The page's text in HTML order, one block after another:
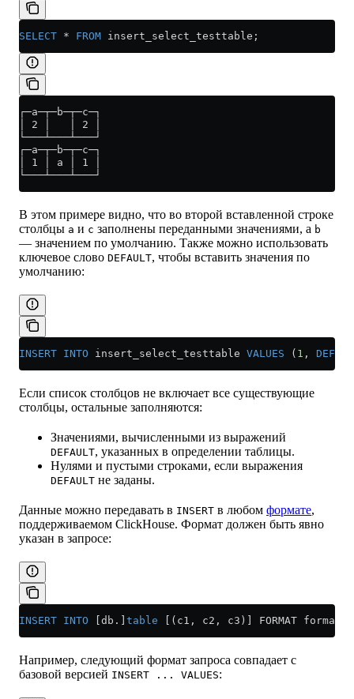
SELECT * FROM insert_select_testtable;
┌─a─┬─b─┬─c─┐
│ 2 │   │ 2 │
└───┴───┴───┘
┌─a─┬─b─┬─c─┐
│ 1 │ a │ 1 │
└───┴───┴───┘
В этом примере видно, что во второй вставленной строке
столбцы a и c заполнены переданными значениями, а b
— значением по умолчанию. Также можно использовать
ключевое слово DEFAULT, чтобы вставить значения по
умолчанию:
INSERT INTO insert_select_testtable VALUES ( 1 ,
Если список столбцов не включает все существующие
столбцы, остальные заполняются:
Значениями, вычисленными из выражений
DEFAULT, указанных в определении таблицы.
Нулями и пустыми строками, если выражения
DEFAULT не заданы.
Данные можно передавать в INSERT в любом формате,
поддерживаемом ClickHouse. Формат должен быть явно
указан в запросе:
INSERT INTO [db.] table [(c1, c2, c3)] FORMAT
Например, следующий формат запроса совпадает с
базовой версией INSERT ... VALUES: